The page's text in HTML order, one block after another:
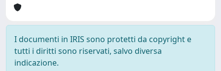
I documenti in IRIS sono protetti da copyright e
tutti i diritti sono riservati, salvo diversa
indicazione.